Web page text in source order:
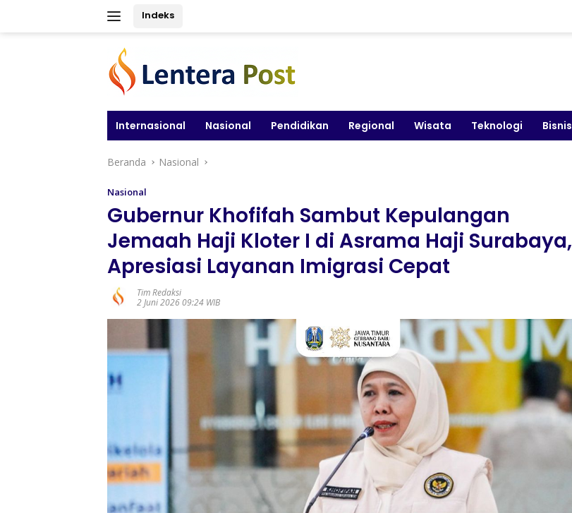
Indeks
Internasional Nasional Pendidikan Regional Wisata Teknologi Bisnis
Beranda Nasional
Nasional
Gubernur Khofifah Sambut Kepulangan
Jemaah Haji Kloter I di Asrama Haji Surabaya,
Apresiasi Layanan Imigrasi Cepat
Tim Redaksi
2 Juni 2026 09:24 WIB